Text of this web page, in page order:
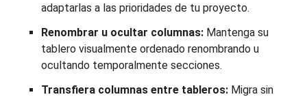
adaptarlas a las prioridades de tu proyecto.
Renombrar u ocultar columnas: Mantenga su
tablero visualmente ordenado renombrando u
ocultando temporalmente secciones.
Transfiera columnas entre tableros: Migra sin